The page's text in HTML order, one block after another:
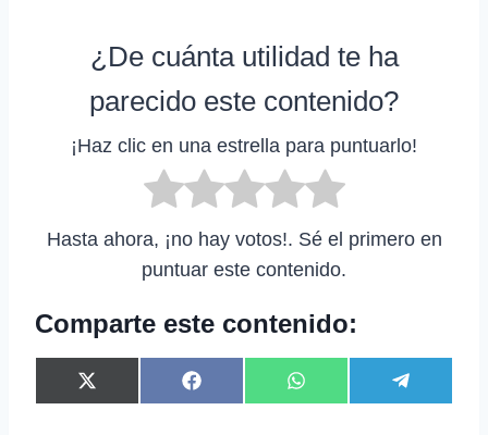
¿De cuánta utilidad te ha
parecido este contenido?
¡Haz clic en una estrella para puntuarlo!
Hasta ahora, ¡no hay votos!. Sé el primero en
puntuar este contenido.
Comparte este contenido:
C
o
X
(
C
o
F
a
C
o
W
h
C
o
e